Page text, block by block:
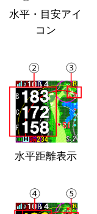
水平・目安アイ
コン
水平距離表示